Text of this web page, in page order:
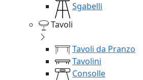
Sgabelli
Tavoli
Tavoli da Pranzo
Tavolini
Consolle